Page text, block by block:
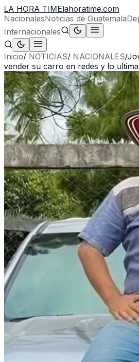
LA HORA TIMElahoratime.com
NacionalesNoticias de Guatemala
Internacionales
Inicio/ NOTICIAS/ NACIONALES/
vender su carro en redes y lo